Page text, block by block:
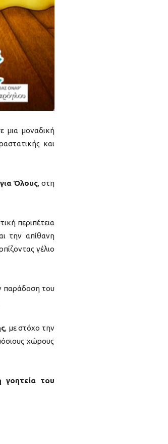
μια μοναδική
και
Όλους, στη
περιπέτεια
την απίθανη
γέλιο
παράδοση του
, με στόχο την
χώρους
γοητεία του